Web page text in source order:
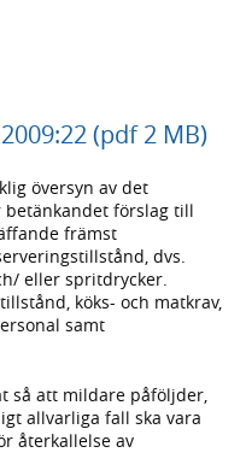
(pdf 2 MB)
översyn av det
förslag till
främst
dvs.
eller spritdrycker.
köks- och matkrav,
samt
så att mildare påföljder,
allvarliga fall ska vara
återkallelse av